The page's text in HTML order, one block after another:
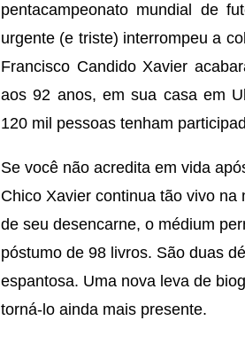
pentacampeonato mundial de
urgente (e triste) interrompeu a
Francisco Candido Xavier
aos 92 anos, em sua casa em
120 mil pessoas tenham
Se você não acredita em vida
Chico Xavier continua tão vivo
de seu desencarne, o médium
póstumo de 98 livros. São duas
espantosa. Uma nova leva de
torná-lo ainda mais presente.